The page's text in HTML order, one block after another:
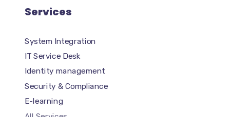
Services
System Integration
IT Service Desk
Identity management
Security & Compliance
E-learning